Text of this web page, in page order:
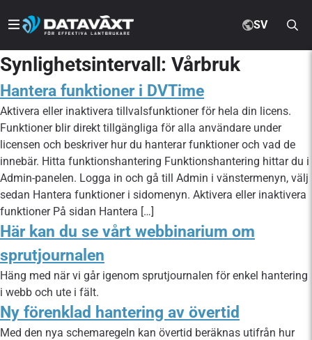
SV
Synlighetsintervall: Vårbruk
Hantera funktioner i DVTime
Aktivera eller inaktivera tillvalsfunktioner för hela din licens.
Funktioner blir direkt tillgängliga för alla användare under
licensen och beskriver hur du hanterar funktioner och vad de
innebär. Hitta funktionshantering Funktionshantering hittar du i
Admin-panelen. Logga in och gå till Admin i vänstermenyn, välj
sedan Hantera funktioner i sidomenyn. Aktivera eller inaktivera
funktioner På sidan Hantera […]
Här kan du se vårt webbinarium om
sprutjournalen
Häng med när vi går igenom sprutjournalen för enkel hantering
i webb och ute i fält.
Ny förenklad hantering av övertid
Med den nya schemaregeln kan övertid beräknas utifrån hur